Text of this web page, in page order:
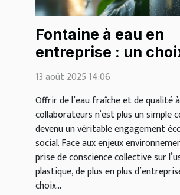
Fontaine à eau en
entreprise : un
écologique et
13 août 2025 14:06
Offrir de l’eau fraîche et de qualité
collaborateurs n’est plus un simple
devenu un véritable engagement
social. Face aux enjeux
prise de conscience collective sur
plastique, de plus en plus
choix...